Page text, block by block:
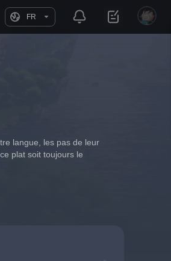
FR
langue, les pas de leur
plat soit toujours le